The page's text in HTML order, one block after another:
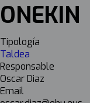
ONEKIN
Tipología
Taldea
Responsable
Oscar Diaz
Email